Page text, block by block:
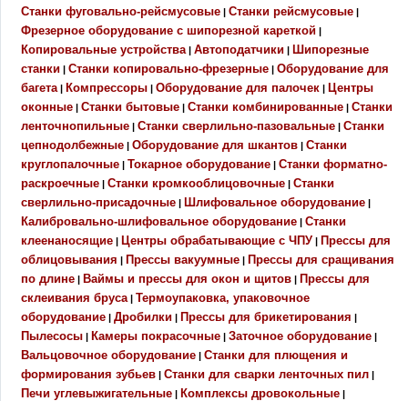
Станки фуговально-рейсмусовые | Станки рейсмусовые |
Фрезерное оборудование с шипорезной кареткой |
Копировальные устройства | Автоподатчики | Шипорезные
станки | Станки копировально-фрезерные | Оборудование для
багета | Компрессоры | Оборудование для палочек | Центры
оконные | Станки бытовые | Станки комбинированные | Станки
ленточнопильные | Станки сверлильно-пазовальные | Станки
цепнодолбежные | Оборудование для шкантов | Станки
круглопалочные | Токарное оборудование | Станки форматно-
раскроечные | Станки кромкооблицовочные | Станки
сверлильно-присадочные | Шлифовальное оборудование |
Калибровально-шлифовальное оборудование | Станки
клеенаносящие | Центры обрабатывающие с ЧПУ | Прессы для
облицовывания | Прессы вакуумные | Прессы для сращивания
по длине | Ваймы и прессы для окон и щитов | Прессы для
склеивания бруса | Термоупаковка, упаковочное
оборудование | Дробилки | Прессы для брикетирования |
Пылесосы | Камеры покрасочные | Заточное оборудование |
Вальцовочное оборудование | Станки для плющения и
формирования зубьев | Станки для сварки ленточных пил |
Печи углевыжигательные | Комплексы дровокольные |